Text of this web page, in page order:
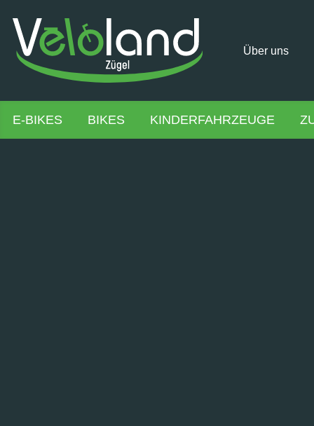
Über uns
E-BIKES BIKES KINDERFAHRZEUGE